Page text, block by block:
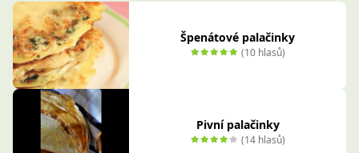
Špenátové palačinky
(10 hlasů)
Pivní palačinky
(14 hlasů)